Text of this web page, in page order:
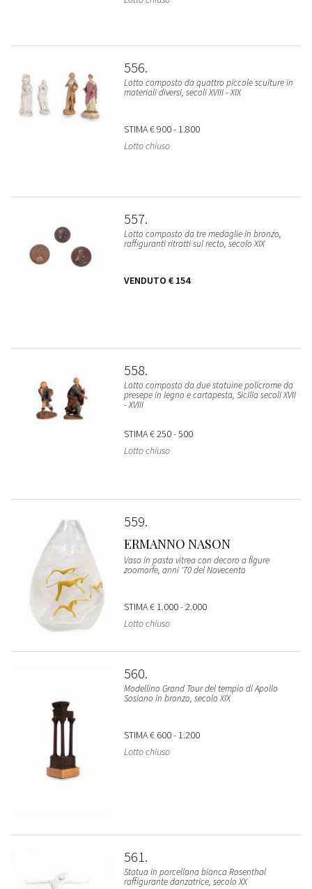
556
Lotto composto da quattro piccole sculture in
materiali diversi, secoli XVIII - XIX
STIMA€ 900 - 1.800
Lotto chiuso
557
Lotto composto da tre medaglie in bronzo,
raffiguranti ritratti sul recto, secolo XIX
VENDUTO € 154
558
Lotto composto da due statuine policrome da
presepe in legno e cartapesta, Sicilia secoli XVII
- XVIII
STIMA€ 250 - 500
Lotto chiuso
559
ERMANNO NASON
Vaso in pasta vitrea con decoro a figure
zoomorfe, anni '70 del Novecento
STIMA€ 1.000 - 2.000
Lotto chiuso
560
Modellino Grand Tour del tempio di Apollo
Sosiano in bronzo, secolo XIX
STIMA€ 600 - 1.200
Lotto chiuso
561
Statua in porcellana bianca Rosenthal
raffigurante danzatrice, secolo XX